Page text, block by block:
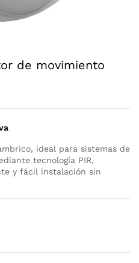
de movimiento
ideal para sistemas de
tecnología PIR,
y fácil instalación sin